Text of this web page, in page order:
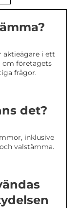
aktieägare i ett
om företagets
frågor.
det?
inklusive
valstämma.